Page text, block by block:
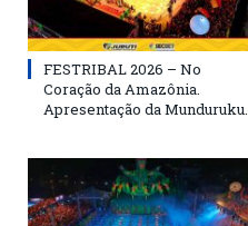
FESTRIBAL 2026 – No
Coração da Amazônia.
Apresentação da Munduruku.